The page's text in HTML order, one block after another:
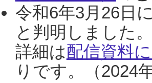
令和6年3月26日
と判明しました
詳細は配信資料
りです。（2024